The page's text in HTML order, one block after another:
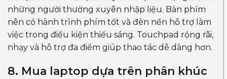
những người thường xuyên nhập liệu. Bàn phím
nên có hành trình phím tốt và đèn nền hỗ trợ làm
việc trong điều kiện thiếu sáng. Touchpad rộng rãi,
nhạy và hỗ trợ đa điểm giúp thao tác dễ dàng hơn.
8. Mua laptop dựa trên phân khúc